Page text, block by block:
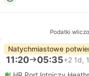
Podatki
Natychmiastowe
11:20 05:35+2 1d,